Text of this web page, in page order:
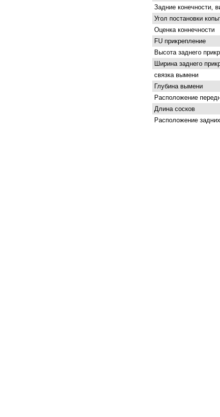
Задние конечности,
Угол постановки
Оценка коннечности
FU прикрепление
Высота заднего
Ширина заднего
связка вымени
Глубина вымени
Расположение
Длина сосков
Расположение